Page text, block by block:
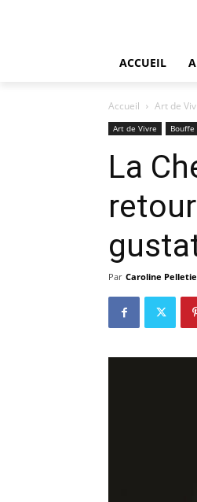
ACCUEIL
Accueil Art de
Art de Vivre Bouffe
La
Par Caroline